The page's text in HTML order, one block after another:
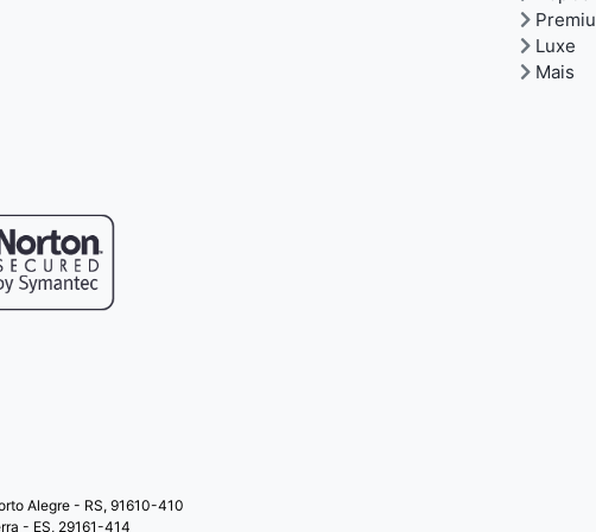
Luxe
Mais
Alegre - RS, 91610-410
- ES, 29161-414